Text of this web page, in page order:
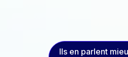
Ils en parlent